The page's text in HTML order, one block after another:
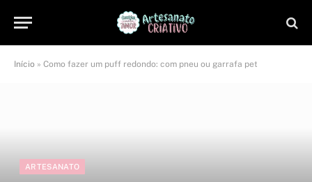
Início » Como fazer um puff redondo: com pneu ou garrafa pet
ARTESANATO